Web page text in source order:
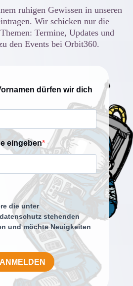
ruhigen Gewissen in unseren
Wir schicken nur die
Termine, Updates und
den Events bei Orbit360.
dürfen wir dich
eingeben
die unter
stehenden
und möchte Neuigkeiten
ANMELDEN